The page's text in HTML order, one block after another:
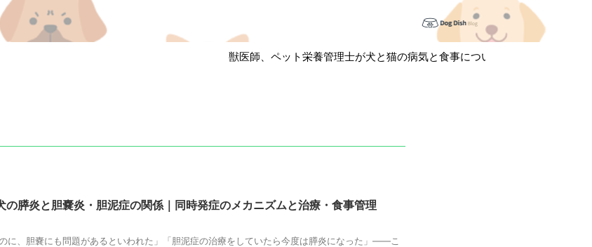
獣医師、ペット栄養管理士が犬と猫の病気と食事について徹底解説しています！
の膵炎と胆嚢炎・胆泥症の関係｜同時発症のメカニズムと治療・食事管理
のに、胆嚢にも問題があるといわれた」「胆泥症の治療をしていたら今度は膵炎になった」——こ